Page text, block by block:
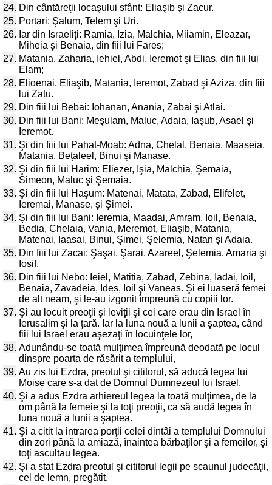
24. Din cântăreţii locaşului sfânt: Eliaşib şi Zacur.
25. Portari: Şalum, Telem şi Uri.
26. Iar din Israeliţi: Ramia, Izia, Malchia, Miiamin, Eleazar,
Miheia şi Benaia, din fiii lui Fares;
27. Matania, Zaharia, Iehiel, Abdi, Ieremot şi Elias, din fiii lui
Elam;
28. Elioenai, Eliaşib, Matania, Ieremot, Zabad şi Aziza, din fiii
lui Zatu.
29. Din fiii lui Bebai: Iohanan, Anania, Zabai şi Atlai.
30. Din fiii lui Bani: Meşulam, Maluc, Adaia, Iaşub, Asael şi
Ieremot.
31. Şi din fiii lui Pahat-Moab: Adna, Chelal, Benaia, Maaseia,
Matania, Beţaleel, Binui şi Manase.
32. Şi din fiii lui Harim: Eliezer, Işia, Malchia, Şemaia,
Simeon, Maluc şi Şemaia.
33. Şi din fiii lui Haşum: Matenai, Matata, Zabad, Elifelet,
Ieremai, Manase, şi Şimei.
34. Şi din fiii lui Bani: Ieremia, Maadai, Amram, Ioil, Benaia,
Bedia, Chelaia, Vania, Meremot, Eliaşib, Matania,
Matenai, Iaasai, Binui, Şimei, Şelemia, Natan şi Adaia.
35. Din fiii lui Zacai: Şaşai, Şarai, Azareel, Şelemia, Amaria şi
Iosif.
36. Din fiii lui Nebo: Ieiel, Matitia, Zabad, Zebina, Iadai, Ioil,
Benaia, Zavadeia, Ides, Ioil şi Vaneas. Şi ei luaseră femei
de alt neam, şi le-au izgonit împreună cu copiii lor.
37. Şi au locuit preoţii şi leviţii şi cei care erau din Israel în
Ierusalim şi la ţară. Iar la luna nouă a lunii a şaptea, când
fiii lui Israel erau aşezaţi în locuinţele lor,
38. Adunându-se toată mulţimea împreună deodată pe locul
dinspre poarta de răsărit a templului,
39. Au zis lui Ezdra, preotul şi cititorul, să aducă legea lui
Moise care s-a dat de Domnul Dumnezeul lui Israel.
40. Şi a adus Ezdra arhiereul legea la toată mulţimea, de la
om până la femeie şi la toţi preoţii, ca să audă legea în
luna nouă a lunii a şaptea.
41. Şi a citit la intrarea porţii celei dintâi a templului Domnului
din zori până la amiază, înaintea bărbaţilor şi a femeilor, şi
toţi ascultau legea.
42. Şi a stat Ezdra preotul şi cititorul legii pe scaunul judecăţii,
cel de lemn, pregătit.